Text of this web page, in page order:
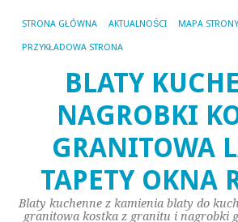
STRONA GŁÓWNA AKTUALNOŚCI MAPA STRONY
PRZYKŁADOWA STRONA
BLATY
NAGROBKI
GRANITOWA
TAPETY OKNA
Blaty kuchenne z kamienia blaty do
granitowa kostka z granitu i nagrobki